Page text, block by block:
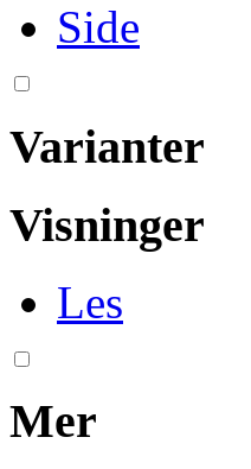
Side
Varianter
Visninger
Les
Mer